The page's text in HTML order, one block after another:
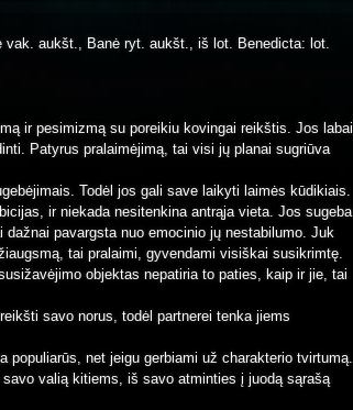
aukšt., Banė ryt. aukšt., iš lot. Benedicta: lot.
ir pesimizmą su poreikiu kovingai reikštis. Jos labai
Patyrus pralaimėjimą, tai visi jų planai sugriūva
Todėl jos gali save laikyti laimės kūdikiais.
ir niekada nesitenkina antrąja vieta. Jos sugeba
pavargsta nuo emocinio jų nestabilumo. Juk
tai pralaimi, gyvendami visiškai susikrimtę.
objektas nepatiria to paties, kaip ir jie, tai
savo norus, todėl partnerei tenka jiems
net jeigu gerbiami už charakterio tvirtumą.
valią kitiems, iš savo atminties į juodą sąrašą